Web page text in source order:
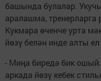
башында булалар.
аралашма, тренерларга
Кукмара өченче урта
йөзү белән инде алты
- Миңа биредә бик
аркада йөзү кебек